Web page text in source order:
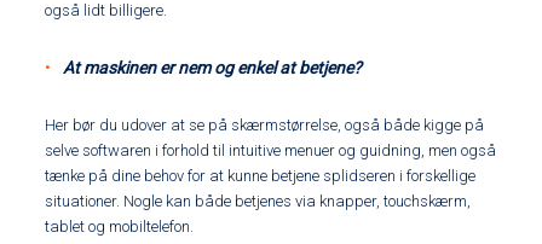
også lidt billigere.
At maskinen er nem og enkel at betjene?
Her bør du udover at se på skærmstørrelse, også både kigge på
selve softwaren i forhold til intuitive menuer og guidning, men også
tænke på dine behov for at kunne betjene splidseren i forskellige
situationer. Nogle kan både betjenes via knapper, touchskærm,
tablet og mobiltelefon.